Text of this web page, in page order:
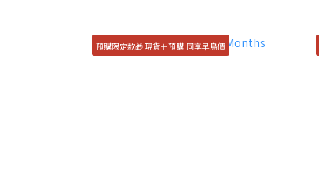
預購限定款🎁 現貨＋預購|同享早鳥價